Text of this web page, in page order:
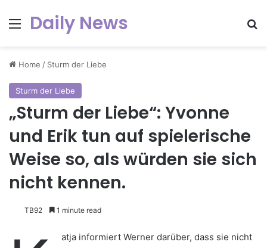
Menu
Daily News
Home / Sturm der Liebe
Sturm der Liebe
„Sturm der Liebe“: Yvonne
und Erik tun auf spielerische
Weise so, als würden sie sich
nicht kennen.
TB92 1 minute read
atja informiert Werner darüber, dass sie nicht